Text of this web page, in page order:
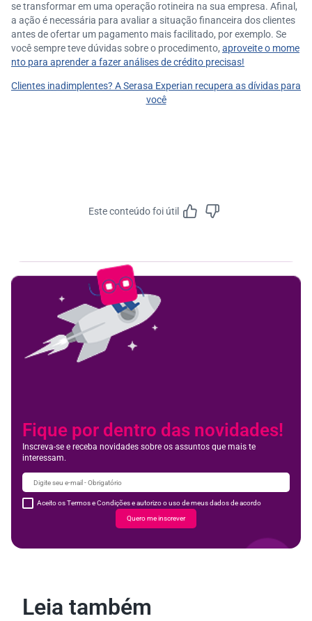
se transformar em uma operação rotineira na sua empresa. Afinal,
a ação é necessária para avaliar a situação financeira dos clientes
antes de ofertar um pagamento mais facilitado, por exemplo. Se
você sempre teve dúvidas sobre o procedimento, aproveite o mome
nto para aprender a fazer análises de crédito precisas!
Clientes inadimplentes? A Serasa Experian recupera as dívidas para
você
Este conteúdo foi útil
Fique por dentro das novidades!
Inscreva-se e receba novidades sobre os assuntos que mais te
interessam.
Aceito os Termos e Condições e autorizo o uso de meus dados de acordo
Quero me inscrever
Leia também